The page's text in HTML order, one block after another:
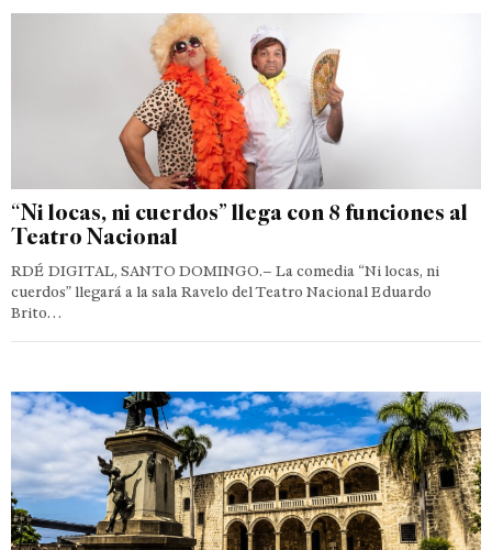
“Ni locas, ni cuerdos” llega con 8 funciones al
Teatro Nacional
RDÉ DIGITAL, SANTO DOMINGO.– La comedia “Ni locas, ni
cuerdos” llegará a la sala Ravelo del Teatro Nacional Eduardo
Brito…